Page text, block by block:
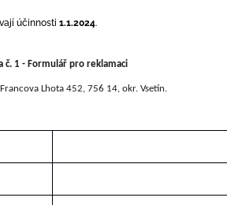
účinnosti 1.1.2024.
č. 1 - Formulář pro reklamaci
Francova Lhota 452, 756 14, okr. Vsetín.